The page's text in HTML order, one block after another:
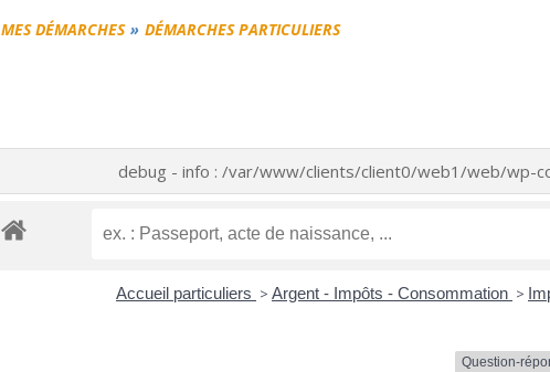
MES DÉMARCHES DÉMARCHES PARTICULIERS
debug - info : /var/www/clients/client0/web1/web/wp-
Accueil particuliers > Argent - Impôts - Consommation >
Question-